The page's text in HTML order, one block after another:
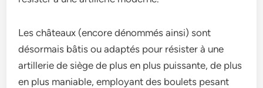
Les châteaux (encore dénommés ainsi) sont
désormais bâtis ou adaptés pour résister à une
artillerie de siège de plus en plus puissante, de plus
en plus maniable, employant des boulets pesant